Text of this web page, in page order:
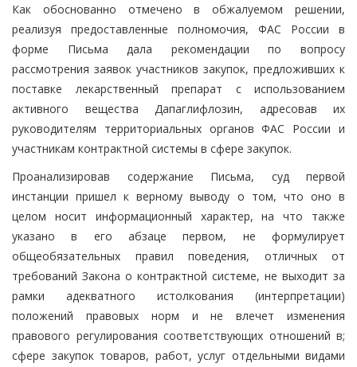
Как обоснованно отмечено в обжалуемом решении,
реализуя предоставленные полномочия, ФАС России в
форме Письма дала рекомендации по вопросу
рассмотрения заявок участников закупок, предложивших к
поставке лекарственный препарат с использованием
активного вещества Дапаглифлозин, адресовав их
руководителям территориальных органов ФАС России и
участникам контрактной системы в сфере закупок.
Проанализировав содержание Письма, суд первой
инстанции пришел к верному выводу о том, что оно в
целом носит информационный характер, на что также
указано в его абзаце первом, не формулирует
общеобязательных правил поведения, отличных от
требований Закона о контрактной системе, не выходит за
рамки адекватного истолкования (интерпретации)
положений правовых норм и не влечет изменения
правового регулирования соответствующих отношений в;
сфере закупок товаров, работ, услуг отдельными видами